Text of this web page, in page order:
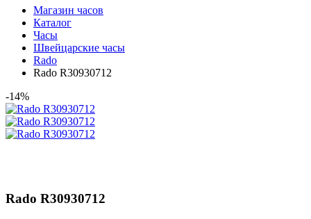
Магазин часов
Каталог
Часы
Швейцарские часы
Rado
Rado R30930712
-14%
Rado R30930712